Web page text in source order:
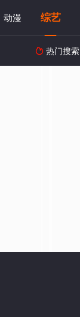
动漫 综艺
 热门搜索